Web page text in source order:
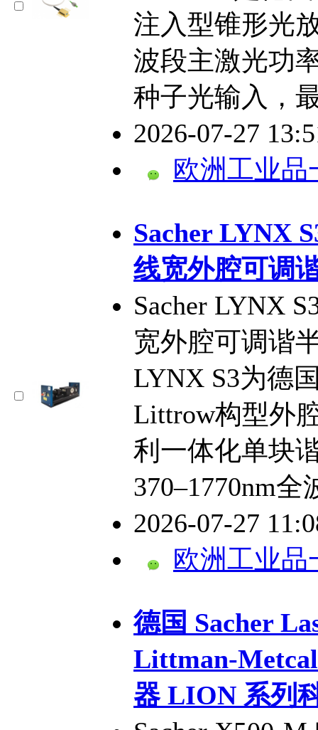
注入型锥形光
波段主激光功
种子光输入，
2026-07-27
欧洲工业品
​Sacher LYNX
线宽外腔可调
Sacher LYNX
宽外腔可调谐
LYNX S3为德
Littrow构型外
利一体化单块
370–1770nm
2026-07-27
欧洲工业品
德国 Sacher
Littman-
器 LION 系列